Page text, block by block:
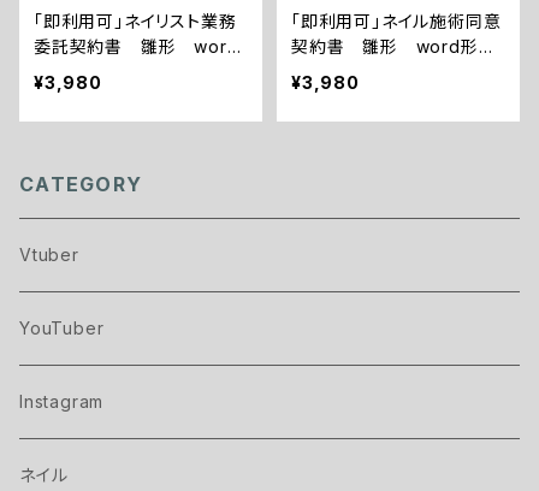
「即利用可」ネイリスト業務
委託契約書 雛形 word
形式納品 すぐにご利用い
ただけます。
¥3,980
「即利用可」ネイル施術同意
契約書 雛形 word形式
納品 すぐにご利用いただ
けます。
¥3,980
CATEGORY
Vtuber
YouTuber
Instagram
ネイル